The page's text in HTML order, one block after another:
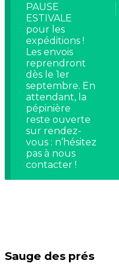
PAUSE
ESTIVALE
pour les
expéditions !
Les envois
reprendront
dès le 1er
septembre. En
attendant, la
pépinière
reste ouverte
sur rendez-
vous : n’hésitez
pas à nous
contacter !
Sauge des prés